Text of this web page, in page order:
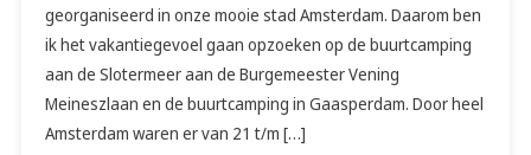
georganiseerd in onze mooie stad Amsterdam. Daarom ben
ik het vakantiegevoel gaan opzoeken op de buurtcamping
aan de Slotermeer aan de Burgemeester Vening
Meineszlaan en de buurtcamping in Gaasperdam. Door heel
Amsterdam waren er van 21 t/m […]